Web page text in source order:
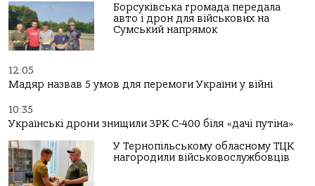
Борсуківська громада передала
авто і дрон для військових на
Сумський напрямок
12:05
Мадяр назвав 5 умов для перемоги України у війні
10:35
Українські дрони знищили ЗРК С-400 біля «дачі путіна»
У Тернопільському обласному ТЦК
нагородили військовослужбовців